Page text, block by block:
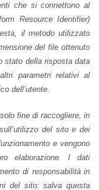
che si connettono al
Resource Identifier)
il metodo utilizzato
del file ottenuto
stato della risposta data
parametri relativi al
dell’utente.
fine di raccogliere, in
del sito e dei
e vengono
elaborazione. I dati
di responsabilità in
del sito: salva questa